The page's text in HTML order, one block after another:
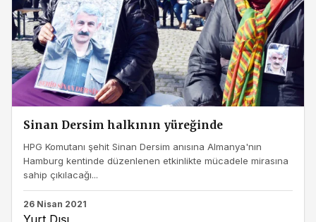
Sinan Dersim halkının yüreğinde
HPG Komutanı şehit Sinan Dersim anısına Almanya'nın
Hamburg kentinde düzenlenen etkinlikte mücadele mirasına
sahip çıkılacağı...
26 Nisan 2021